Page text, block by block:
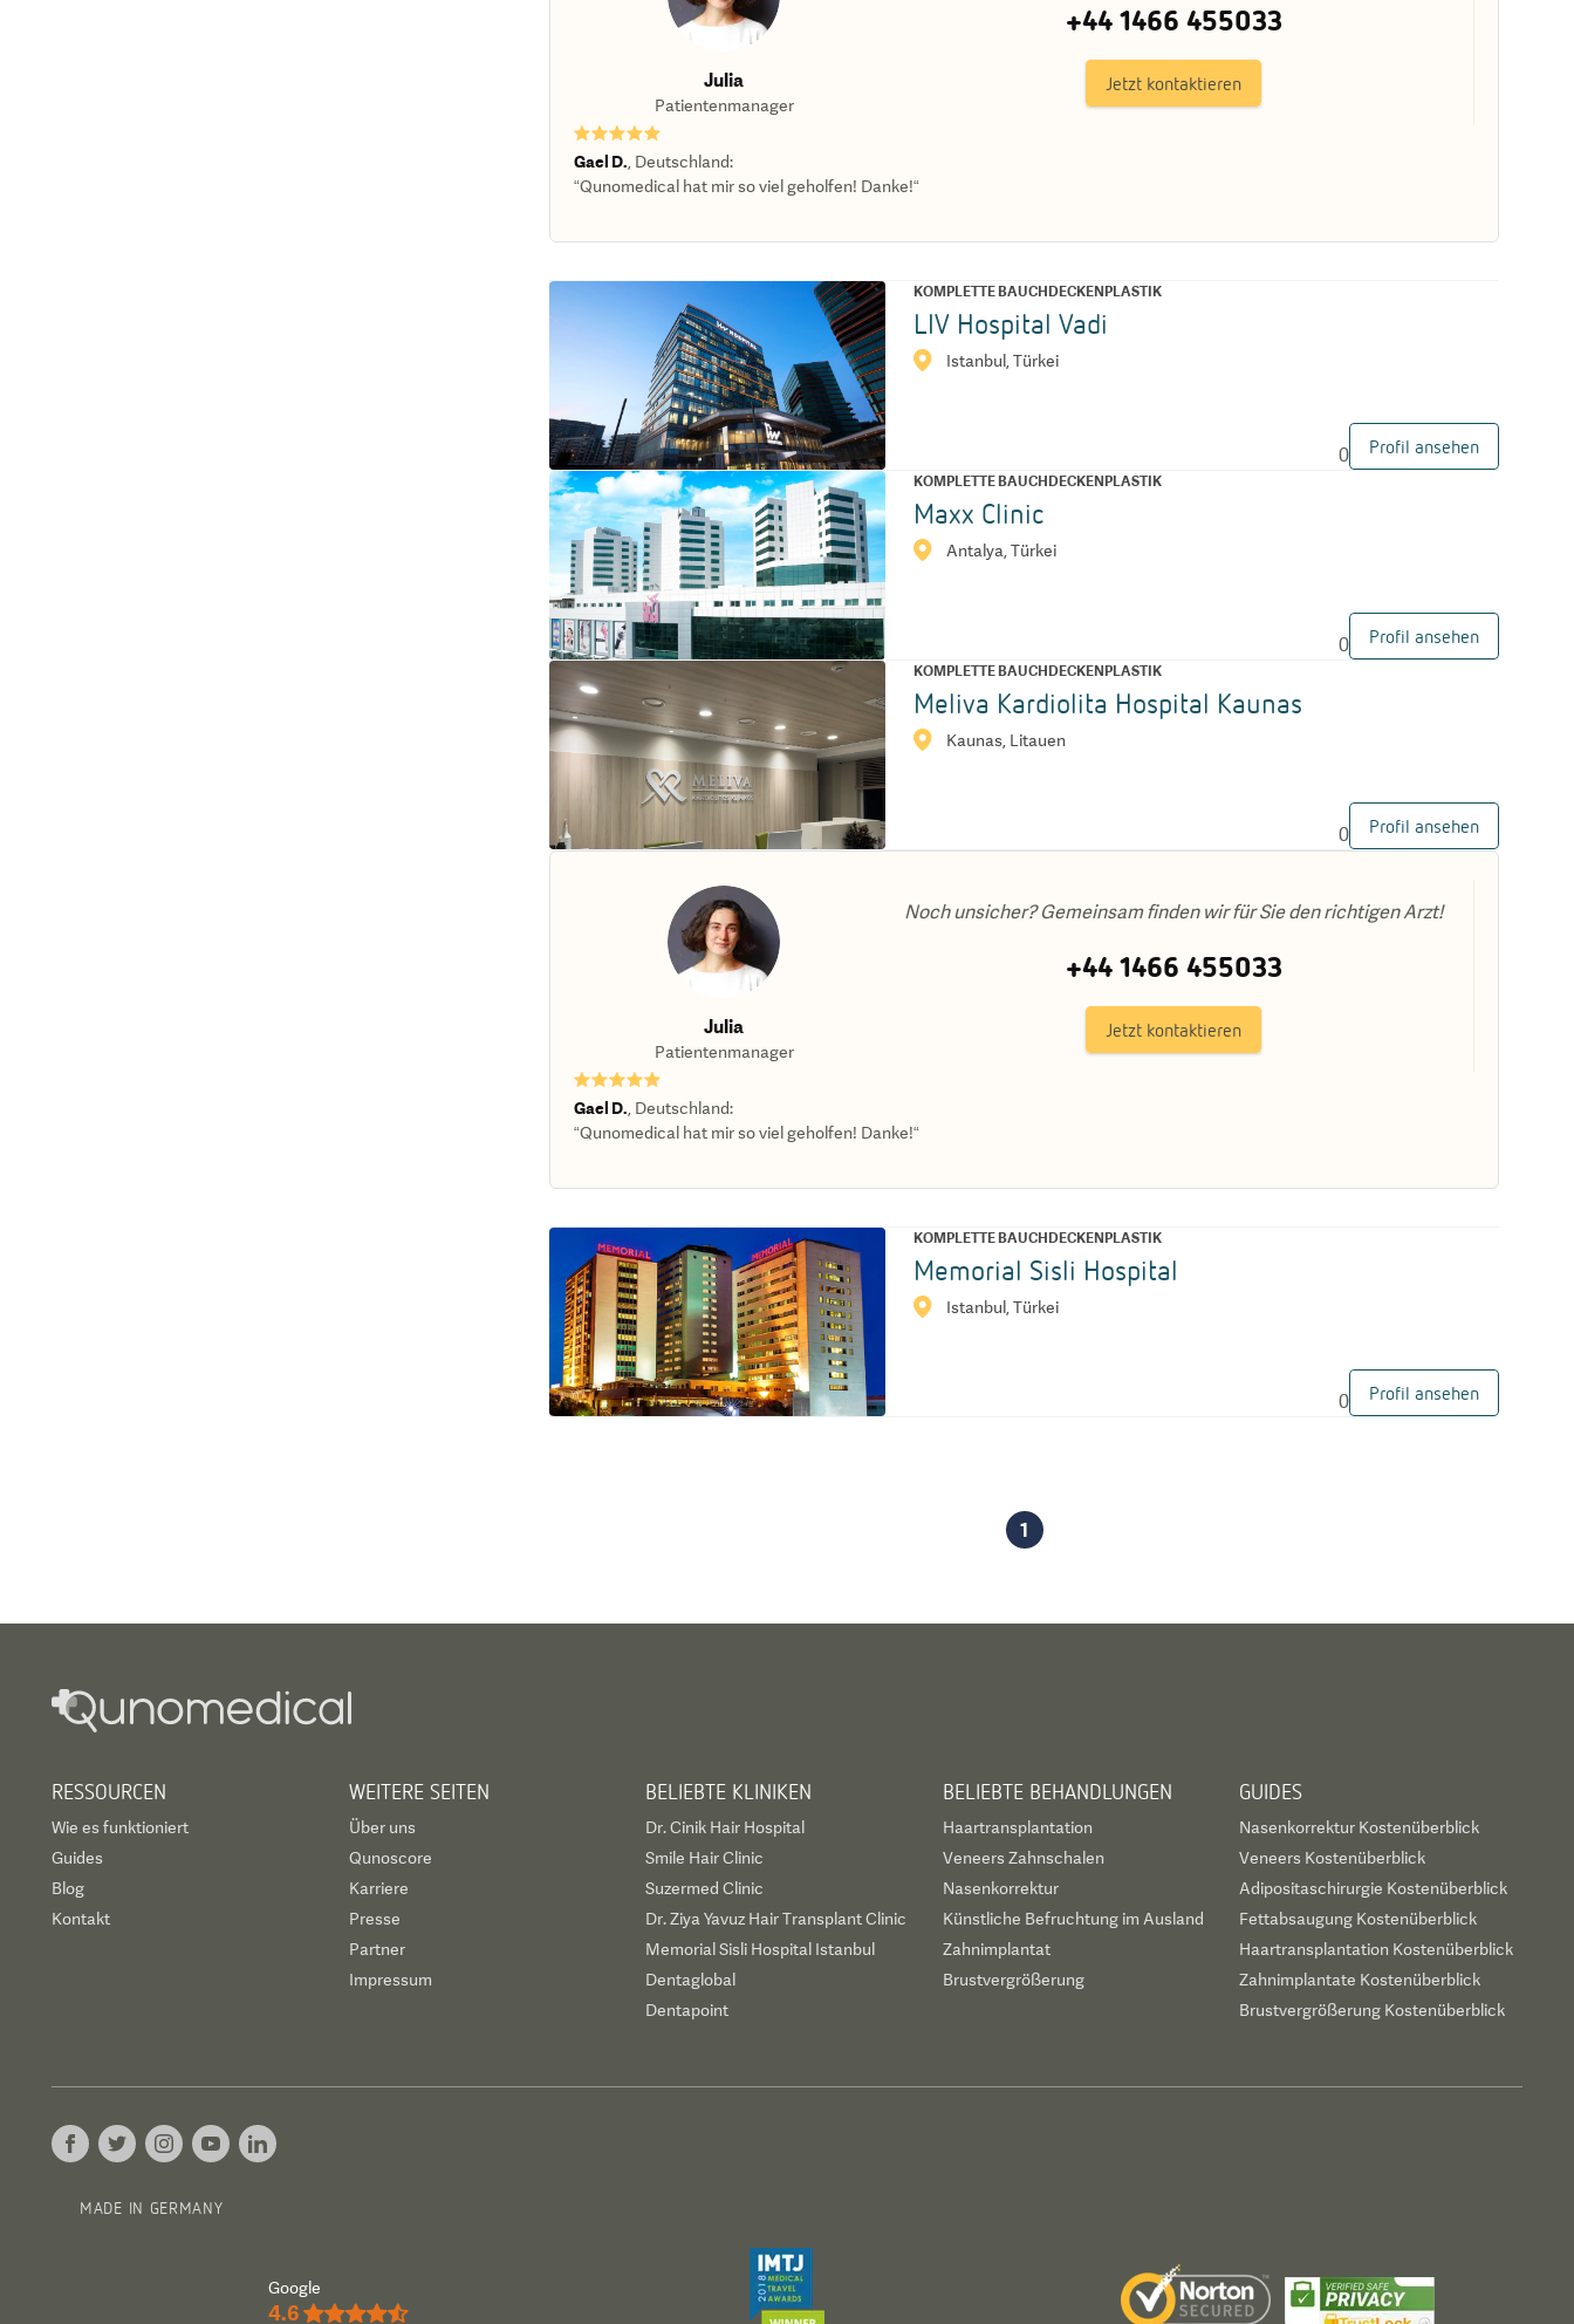
Julia
Patientenmanager
+44 1466 455033
Jetzt kontaktieren
★★★★★
Gael D. Deutschland:
“Qunomedical hat mir so viel geholfen! Danke!“
KOMPLETTE BAUCHDECKENPLASTIK
LIV Hospital Vadi
Istanbul, Türkei
0 Profil ansehen
KOMPLETTE BAUCHDECKENPLASTIK
Maxx Clinic
Antalya, Türkei
0 Profil ansehen
KOMPLETTE BAUCHDECKENPLASTIK
Meliva Kardiolita Hospital Kaunas
Kaunas, Litauen
0 Profil ansehen
Julia
Patientenmanager
Noch unsicher? Gemeinsam finden wir für Sie den richtigen Arzt!
+44 1466 455033
Jetzt kontaktieren
★★★★★
Gael D. Deutschland:
“Qunomedical hat mir so viel geholfen! Danke!“
KOMPLETTE BAUCHDECKENPLASTIK
Memorial Sisli Hospital
Istanbul, Türkei
0 Profil ansehen
1
RESSOURCEN
Wie es funktioniert
Guides
Blog
Kontakt
WEITERE SEITEN
Über uns
Qunoscore
Karriere
Presse
Partner
Impressum
BELIEBTE KLINIKEN
Dr. Cinik Hair Hospital
Smile Hair Clinic
Suzermed Clinic
Dr. Ziya Yavuz Hair Transplant Clinic
Memorial Sisli Hospital Istanbul
Dentaglobal
Dentapoint
BELIEBTE BEHANDLUNGEN
Haartransplantation
Veneers Zahnschalen
Nasenkorrektur
Künstliche Befruchtung im Ausland
Zahnimplantat
Brustvergrößerung
GUIDES
Nasenkorrektur Kostenüberblick
Veneers Kostenüberblick
Adipositaschirurgie Kostenüberblick
Fettabsaugung Kostenüberblick
Haartransplantation Kostenüberblick
Zahnimplantate Kostenüberblick
Brustvergrößerung Kostenüberblick
MADE IN GERMANY
Google
4.6 ★★★★½